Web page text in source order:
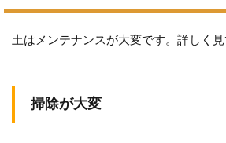
土はメンテナンスが大変です。詳しく見
掃除が大変